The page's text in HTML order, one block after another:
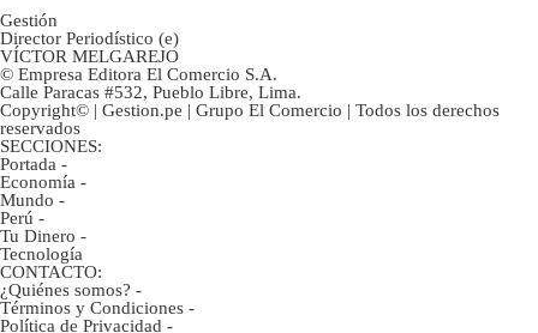
Gestión
Director Periodístico (e)
VÍCTOR MELGAREJO
© Empresa Editora El Comercio S.A.
Calle Paracas #532, Pueblo Libre, Lima.
Copyright© | Gestion.pe | Grupo El Comercio | Todos los derechos
reservados
SECCIONES:
Portada -
Economía -
Mundo -
Perú -
Tu Dinero -
Tecnología
CONTACTO:
¿Quiénes somos? -
Términos y Condiciones -
Política de Privacidad -